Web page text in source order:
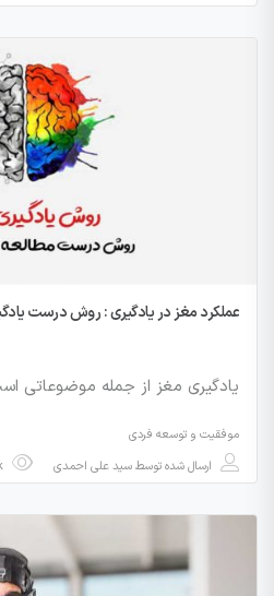
عملکرد مغز در یادگیری : روش درست
یادگیری مغز از جمله موضوعاتی
موفقیت و توسعه فردی
ارسال شده توسطسید علی احمدی